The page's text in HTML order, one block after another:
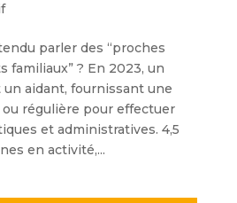
parler des “proches
familiaux” ? En 2023, un
un aidant, fournissant une
régulière pour effectuer
et administratives. 4,5
en activité,...